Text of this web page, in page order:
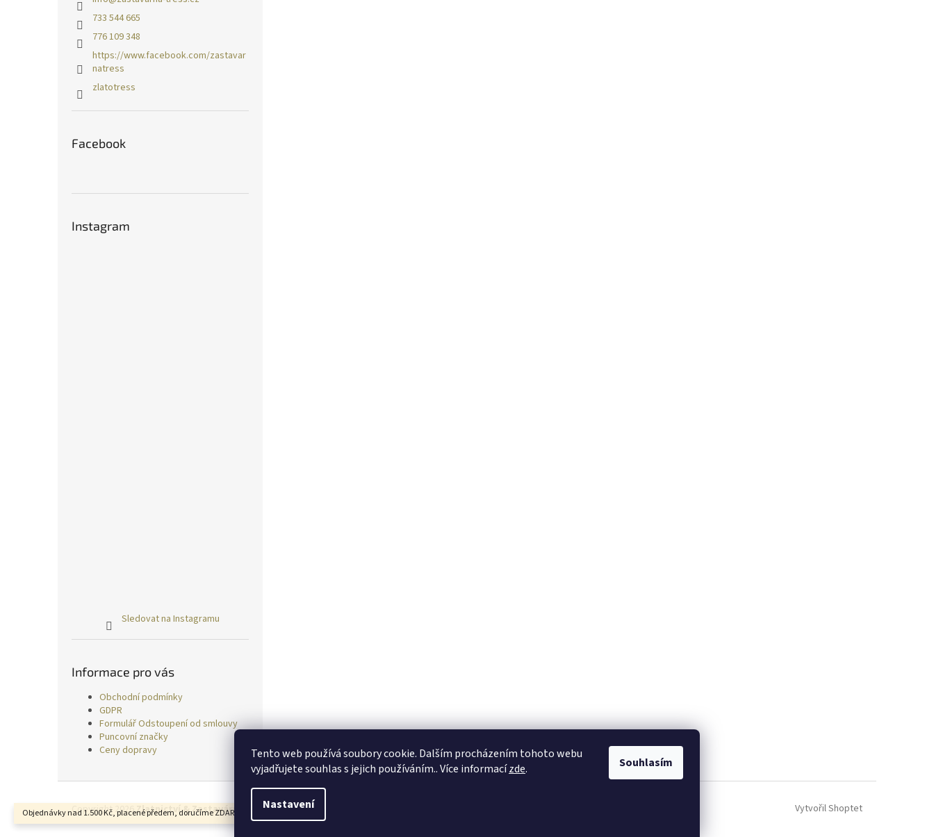
Tento web používá soubory cookie. Dalším procházením tohoto webu
vyjadřujete souhlas s jejich používáním.. Více informacízde.
Nastavení
Souhlasím
Objednávky nad 1.500 Kč, placené předem, doručíme ZDARMA.
733 544 665
776 109 348
https://www.facebook.com/zastavar
natress
zlatotress
Facebook
Instagram
Sledovat na Instagramu
Informace pro vás
Obchodní podmínky
GDPR
Formulář Odstoupení od smlouvy
Puncovní značky
Ceny dopravy
Vytvořil Shoptet
Copyright 2026Zlatnictví & Zastavárna TRESS. Všechna práva vyhrazena.